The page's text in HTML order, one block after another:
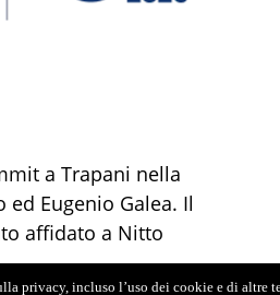
a Trapani nella
Eugenio Galea. Il
affidato a Nitto
privacy, incluso l’uso dei cookie e di altre